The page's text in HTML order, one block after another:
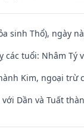
sinh Thổ), ngày
tuổi: Nhâm Tý
Kim, ngoại trừ
Dần và Tuất